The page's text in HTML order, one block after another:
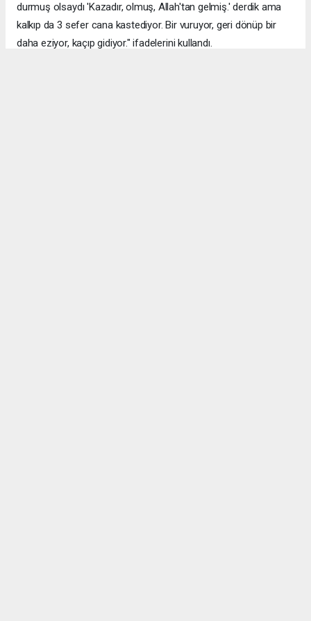
durmuş olsaydı 'Kazadır, olmuş, Allah'tan gelmiş.' derdik ama
kalkıp da 3 sefer cana kastediyor. Bir vuruyor, geri dönüp bir
daha eziyor, kaçıp gidiyor." ifadelerini kullandı.